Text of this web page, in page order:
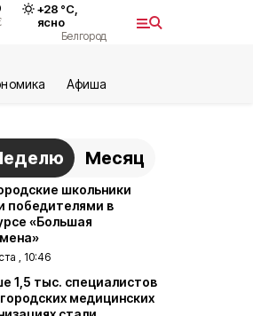
+28 °С,
ясно
Белгород
Aфиша
Месяц
школьники
победителями в
«Большая
, 10:46
1,5 тыс. специалистов
медицинских